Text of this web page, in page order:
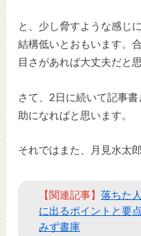
と、少し脅すような感じ
結構低いとおもいます。
目さがあれば大丈夫だと
さて、2日に続いて記事
助になればと思います。
それではまた、月見水太
【関連記事】落ちた
に出るポイントと要
みず書庫